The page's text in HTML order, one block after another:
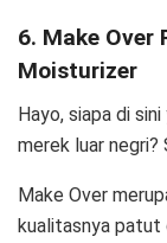
6. Make Over
Moisturizer
Hayo, siapa di
merek luar negri?
Make Over
kualitasnya patut